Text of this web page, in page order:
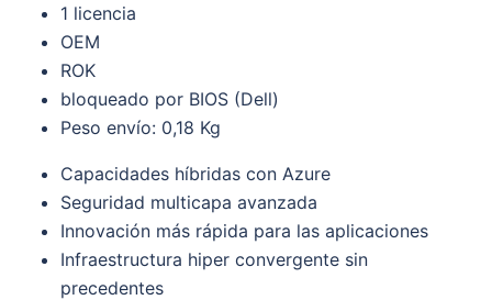
1 licencia
OEM
ROK
bloqueado por BIOS (Dell)
Peso envío: 0,18 Kg
Capacidades híbridas con Azure
Seguridad multicapa avanzada
Innovación más rápida para las aplicaciones
Infraestructura hiper convergente sin
precedentes